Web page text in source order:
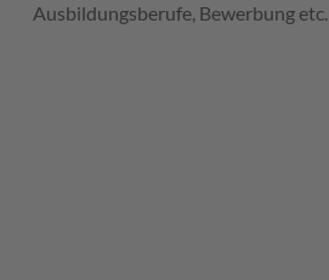
Ausbildungsberufe, Bewerbung etc.